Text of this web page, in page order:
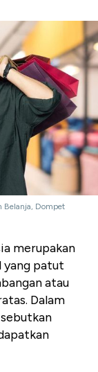
Belanja, Dompet
merupakan
yang patut
atau
Dalam